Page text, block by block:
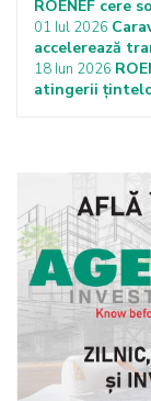
ROENEF cere
01 Iul 2026
accelerează
18 Iun 2026
atingerii